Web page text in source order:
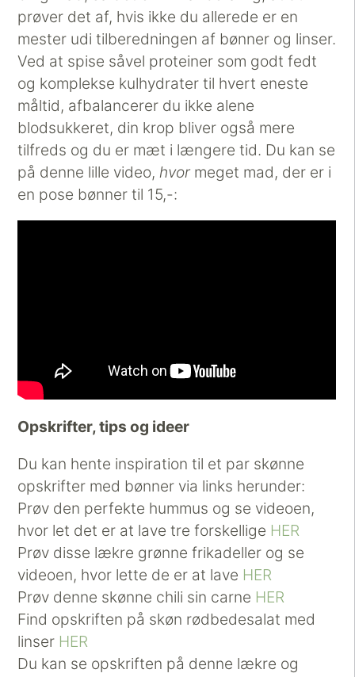
prøver det af, hvis ikke du allerede er en
mester udi tilberedningen af bønner og linser.
Ved at spise såvel proteiner som godt fedt
og komplekse kulhydrater til hvert eneste
måltid, afbalancerer du ikke alene
blodsukkeret, din krop bliver også mere
tilfreds og du er mæt i længere tid. Du kan se
på denne lille video,hvor meget mad, der er i
en pose bønner til 15,-:
Opskrifter, tips og ideer
Du kan hente inspiration til et par skønne
opskrifter med bønner via links herunder:
Prøv den perfekte hummus og se videoen,
hvor let det er at lave tre forskellige HER
Prøv disse lækre grønne frikadeller og se
videoen, hvor lette de er at lave HER
Prøv denne skønne chili sin carne HER
Find opskriften på skøn rødbedesalat med
linser HER
Du kan se opskriften på denne lækre og